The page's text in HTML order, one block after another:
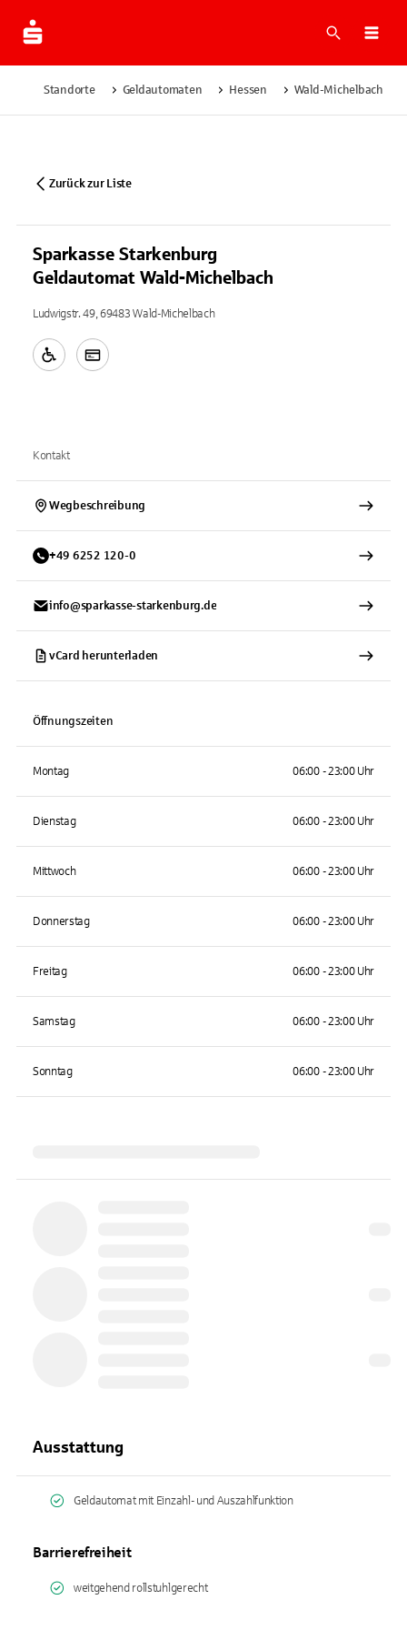
Suche
Standorte Geldautomaten Hessen Wald-Michelbach
Zurück zur Liste
Sparkasse Starkenburg
Geldautomat Wald-Michelbach
Ludwigstr. 49, 69483 Wald-Michelbach
Kontakt
Wegbeschreibung
+49 6252 120-0
info@sparkasse-starkenburg.de
vCard herunterladen
Öffnungszeiten
Montag 06:00 - 23:00 Uhr
Dienstag 06:00 - 23:00 Uhr
Mittwoch 06:00 - 23:00 Uhr
Donnerstag 06:00 - 23:00 Uhr
Freitag 06:00 - 23:00 Uhr
Samstag 06:00 - 23:00 Uhr
Sonntag 06:00 - 23:00 Uhr
Ausstattung
Geldautomat mit Einzahl- und Auszahlfunktion
Barrierefreiheit
weitgehend rollstuhlgerecht